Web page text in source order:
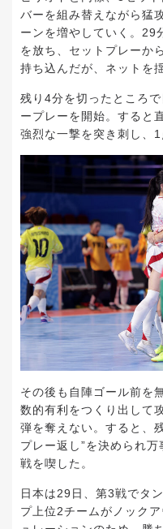
バーを組み替えながら猛
ーンを増やしていく。29
を放ち、セットプレーか
持ち込んだが、ネットを
残り4分を切ったところ
ープレーを開始。すると
強烈な一撃を突き刺し、
その後も自陣ゴール前を
数的有利をつくり出して
弾を奪えない。すると、
プレー返し”を決められ
戦を喫した。
日本は29日、第3戦でタ
プ上位2チームがノック